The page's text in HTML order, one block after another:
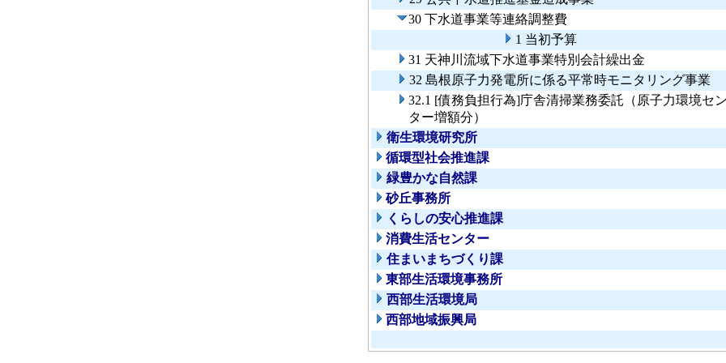
30 下水道事業等連絡調整費
1 当初予算
31 天神川流域下水道事業特別会計繰出金
32 島根原子力発電所に係る平常時モニタリング事業
32.1 [債務負担行為]庁舎清掃業務委託（原子力環境セ
ター増額分）
衛生環境研究所
循環型社会推進課
緑豊かな自然課
砂丘事務所
くらしの安心推進課
消費生活センター
住まいまちづくり課
東部生活環境事務所
西部生活環境局
西部地域振興局